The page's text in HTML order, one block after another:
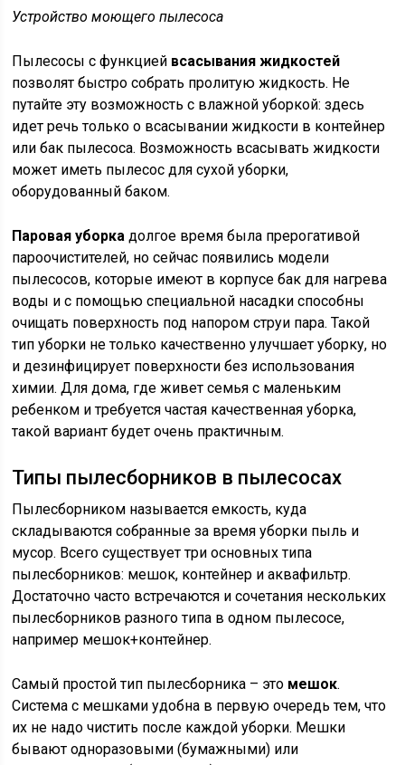
Устройство моющего пылесоса
Пылесосы с функцией всасывания жидкостей
позволят быстро собрать пролитую жидкость. Не
путайте эту возможность с влажной уборкой: здесь
идет речь только о всасывании жидкости в контейнер
или бак пылесоса. Возможность всасывать жидкости
может иметь пылесос для сухой уборки,
оборудованный баком.
Паровая уборка долгое время была прерогативой
пароочистителей, но сейчас появились модели
пылесосов, которые имеют в корпусе бак для нагрева
воды и с помощью специальной насадки способны
очищать поверхность под напором струи пара. Такой
тип уборки не только качественно улучшает уборку, но
и дезинфицирует поверхности без использования
химии. Для дома, где живет семья с маленьким
ребенком и требуется частая качественная уборка,
такой вариант будет очень практичным.
Типы пылесборников в пылесосах
Пылесборником называется емкость, куда
складываются собранные за время уборки пыль и
мусор. Всего существует три основных типа
пылесборников: мешок, контейнер и аквафильтр.
Достаточно часто встречаются и сочетания нескольких
пылесборников разного типа в одном пылесосе,
например мешок+контейнер.
Самый простой тип пылесборника – это мешок.
Система с мешками удобна в первую очередь тем, что
их не надо чистить после каждой уборки. Мешки
бывают одноразовыми (бумажными) или